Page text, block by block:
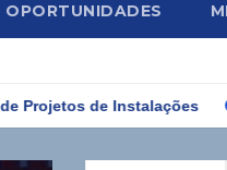
OPORTUNIDADES
Vale: